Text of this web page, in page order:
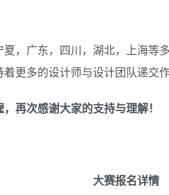
，广东，四川，湖北，上海等
更多的设计师与设计团队递交作
再次感谢大家的支持与理解！
大赛报名详情